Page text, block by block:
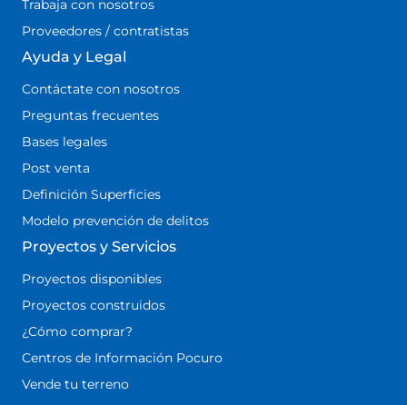
Trabaja con nosotros
Proveedores / contratistas
Ayuda y Legal
Contáctate con nosotros
Preguntas frecuentes
Bases legales
Post venta
Definición Superficies
Modelo prevención de delitos
Proyectos y Servicios
Proyectos disponibles
Proyectos construidos
¿Cómo comprar?
Centros de Información Pocuro
Vende tu terreno